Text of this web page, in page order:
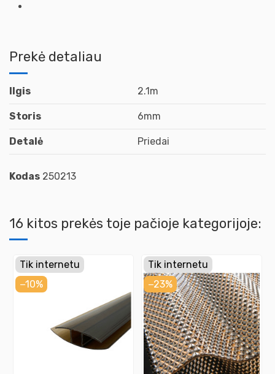
Prekė detaliau
Ilgis 2.1m
Storis 6mm
Detalė Priedai
Kodas 250213
16 kitos prekės toje pačioje kategorijoje:
Tik internetu
−10%
Tik internetu
−23%